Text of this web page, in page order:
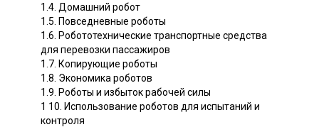
1.4. Домашний робот
1.5. Повседневные роботы
1.6. Робототехнические транспортные средства
для перевозки пассажиров
1.7. Копирующие роботы
1.8. Экономика роботов
1.9. Роботы и избыток рабочей силы
1 10. Использование роботов для испытаний и
контроля